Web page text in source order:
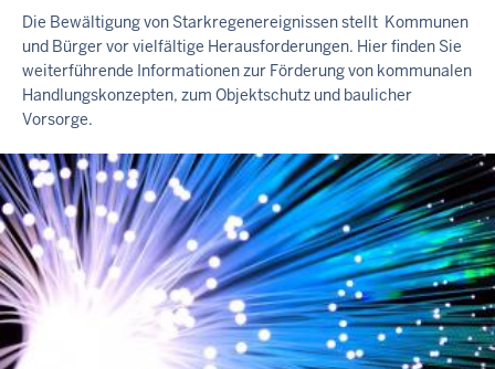
N
H
A
L
T
S
S
E
I
T
E
Die Bewältigung von Starkregenereignissen stellt Kommunen
und Bürger vor vielfältige Herausforderungen. Hier finden Sie
weiterführende Informationen zur Förderung von kommunalen
Handlungskonzepten, zum Objektschutz und baulicher
Vorsorge.